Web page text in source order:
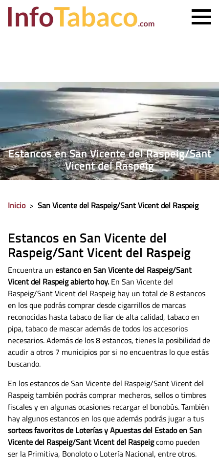
ESTANCO MÁS CERCANO
CONTACTO
Estancos en San Vicente del Raspeig/Sant
Vicent del Raspeig
Inicio > San Vicente del Raspeig/Sant Vicent del Raspeig
Estancos en San Vicente del
Raspeig/Sant Vicent del Raspeig
Encuentra un estanco en San Vicente del Raspeig/Sant
Vicent del Raspeig abierto hoy. En San Vicente del
Raspeig/Sant Vicent del Raspeig hay un total de 8 estancos
en los que podrás comprar desde cigarrillos de marcas
reconocidas hasta tabaco de liar de alta calidad, tabaco en
pipa, tabaco de mascar además de todos los accesorios
necesarios.Además de los 8 estancos, tienes la posibilidad de
acudir a otros 7 municipios por si no encuentras lo que estás
buscando.
En los estancos de San Vicente del Raspeig/Sant Vicent del
Raspeig también podrás comprar mecheros, sellos o timbres
fiscales y en algunas ocasiones recargar el bonobús. También
hay algunos estancos en los que además podrás jugar a tus
sorteos favoritos de Loterías y Apuestas del Estado en San
Vicente del Raspeig/Sant Vicent del Raspeigcomo pueden
ser la Primitiva, Bonoloto o Lotería Nacional, entre otros.